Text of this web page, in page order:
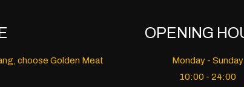
choose Golden Meat
OPENING
Monday - Sunday
10:00 - 24:00